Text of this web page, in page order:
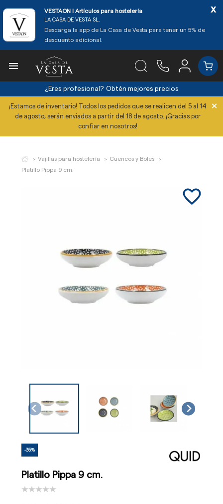
VESTAON l Artículos para hostelería
LA CASA DE VESTA SL.
Descarga la app de La Casa de Vesta para tener un 5% de
descuento adicional.
x

¿Eres profesional? Obtén mejores precios
¡Estamos de inventario! Todos los pedidos que se realicen del 5 al 14
de agosto, serán enviados a partir del 18 de agosto. ¡Gracias por
confiar en nosotros!
×
Vajillas para hostelería
Cuencos y Boles
Platillo Pippa 9 cm.
favorite_border
-35%
Platillo Pippa 9 cm.